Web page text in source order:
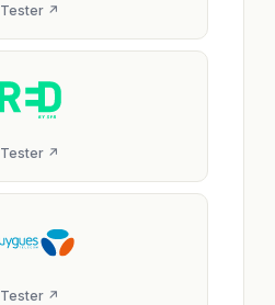
Tester ↗
Tester ↗
Tester ↗